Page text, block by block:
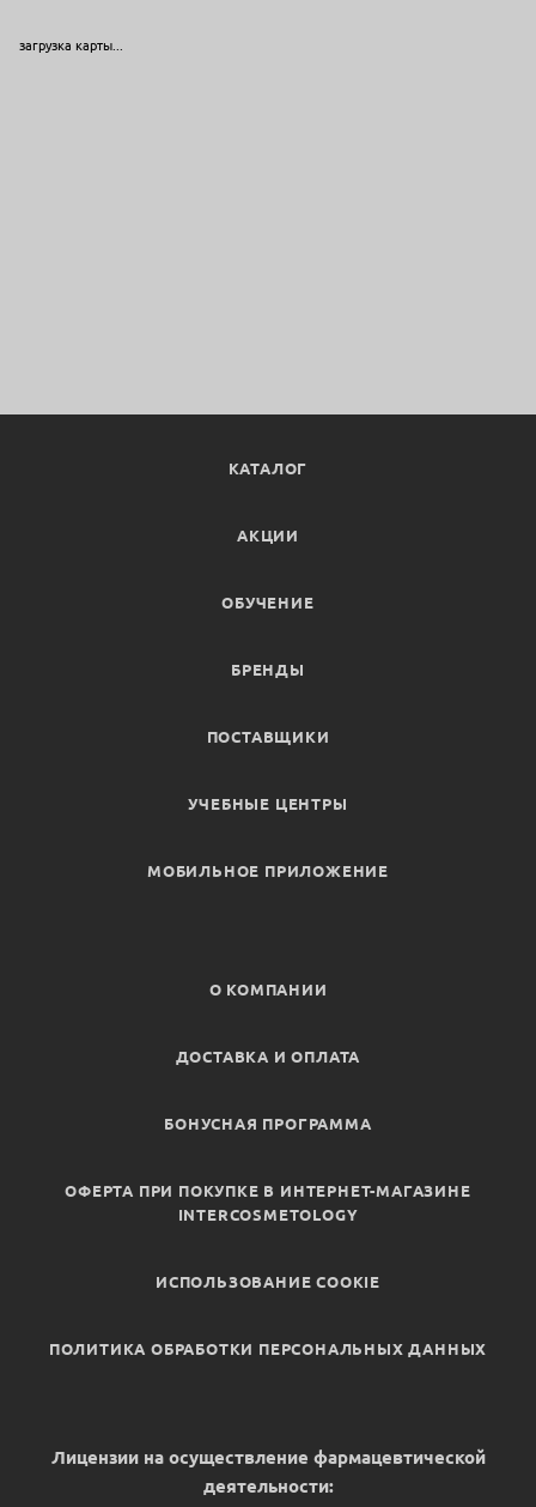
загрузка карты...
КАТАЛОГ
АКЦИИ
ОБУЧЕНИЕ
БРЕНДЫ
ПОСТАВЩИКИ
УЧЕБНЫЕ ЦЕНТРЫ
МОБИЛЬНОЕ ПРИЛОЖЕНИЕ
О КОМПАНИИ
ДОСТАВКА И ОПЛАТА
БОНУСНАЯ ПРОГРАММА
ОФЕРТА ПРИ ПОКУПКЕ В ИНТЕРНЕТ-МАГАЗИНЕ
INTERCOSMETOLOGY
ИСПОЛЬЗОВАНИЕ COOKIE
ПОЛИТИКА ОБРАБОТКИ ПЕРСОНАЛЬНЫХ ДАННЫХ
Лицензии на осуществление фармацевтической
деятельности: